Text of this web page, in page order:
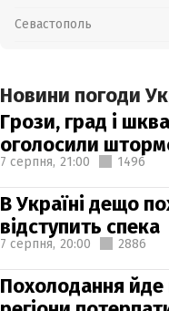
Севастополь
Новини погоди
Грози, град і
оголосили
7 серпня, 21:00 1496
В Україні дещо
відступить спека
7 серпня, 20:00 2886
Похолодання йде